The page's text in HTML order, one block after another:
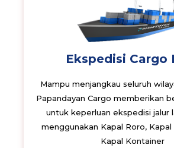
Ekspedisi Cargo
Mampu menjangkau seluruh
Papandayan Cargo memberikan
untuk keperluan ekspedisi jalur
menggunakan Kapal Roro, Kapal
Kapal Kontainer